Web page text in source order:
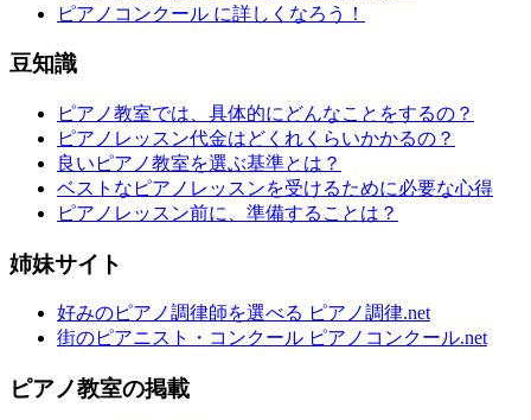
ピアノコンクール に詳しくなろう！
豆知識
ピアノ教室では、具体的にどんなことをするの？
ピアノレッスン代金はどくれくらいかかるの？
良いピアノ教室を選ぶ基準とは？
ベストなピアノレッスンを受けるために必要な心得
ピアノレッスン前に、準備することは？
姉妹サイト
好みのピアノ調律師を選べる ピアノ調律.net
街のピアニスト・コンクール ピアノコンクール.net
ピアノ教室の掲載